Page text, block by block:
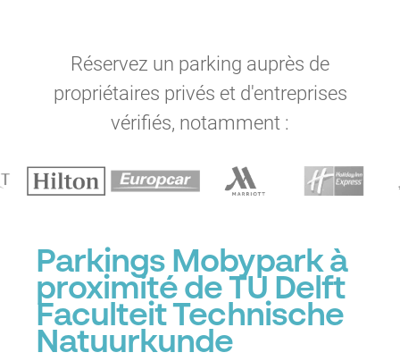
Réservez un parking auprès de
propriétaires privés et d'entreprises
vérifiés, notamment :
Parkings Mobypark à
proximité de TU Delft
Faculteit Technische
Natuurkunde
P